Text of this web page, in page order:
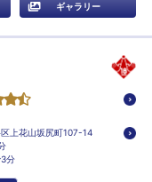
ギャラリー
上花山坂尻町107-14
分